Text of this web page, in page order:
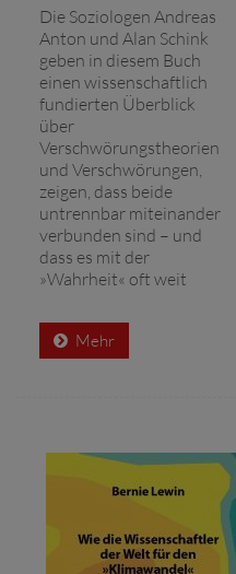
Die Soziologen Andreas
Anton und Alan Schink
geben in diesem Buch
einen wissenschaftlich
fundierten Überblick
über
Verschwörungstheorien
und Verschwörungen,
zeigen, dass beide
untrennbar miteinander
verbunden sind – und
dass es mit der
»Wahrheit« oft weit
Mehr